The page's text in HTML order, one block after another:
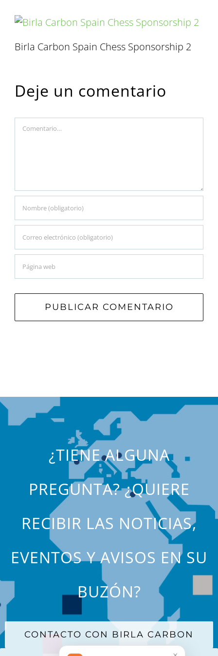
Birla Carbon Spain Chess Sponsorship 2
Deje un comentario
Comment
¿TIENE ALGUNA
PREGUNTA? ¿QUIERE
RECIBIR LAS NOTICIAS,
EVENTOS Y AVISOS EN SU
BUZÓN?
CONTACTO CON BIRLA CARBON